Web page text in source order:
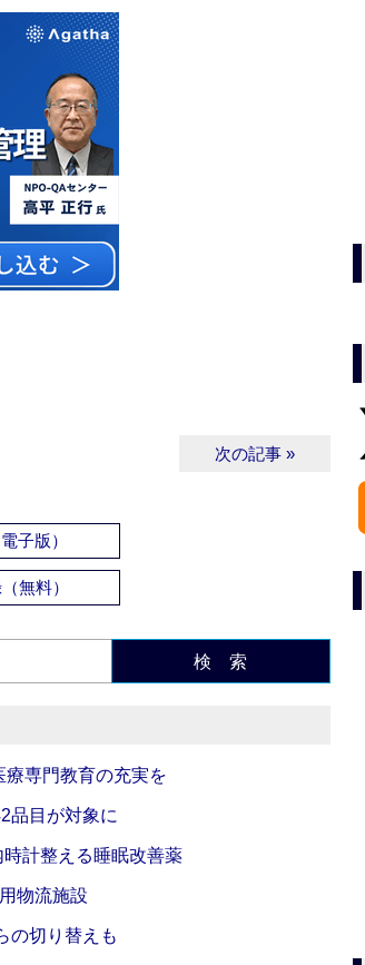
次の記事 »
子版）
無料）
検 索
療専門教育の充実を
品目が対象に
時計整える睡眠改善薬
物流施設
の切り替えも